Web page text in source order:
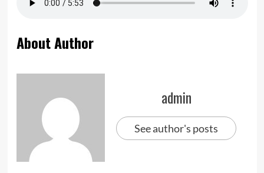
About Author
admin
See author's posts